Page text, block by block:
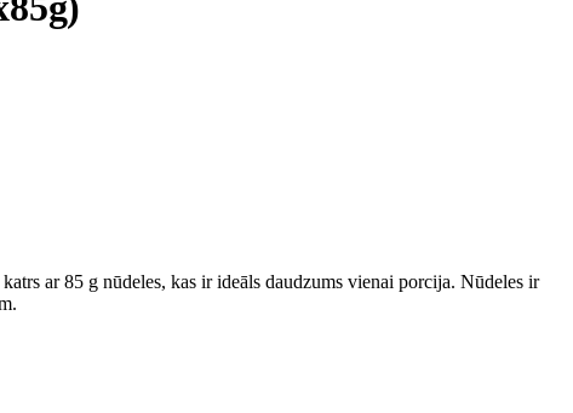
ar 85 g nūdeles, kas ir ideāls daudzums vienai porcija. Nūdeles ir